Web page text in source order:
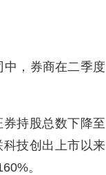
，券商在二季度
持股总数下降至
技创出上市以来
。